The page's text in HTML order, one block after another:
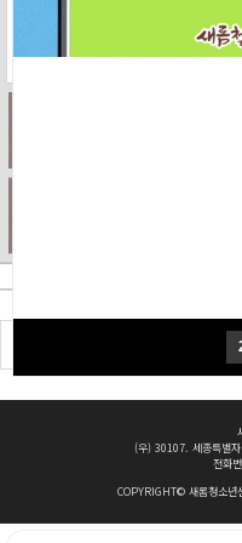
[공지] 2026년 상상디지털교육
(우) 30107. 세종특별
전화
COPYRIGHT© 새롬청소년